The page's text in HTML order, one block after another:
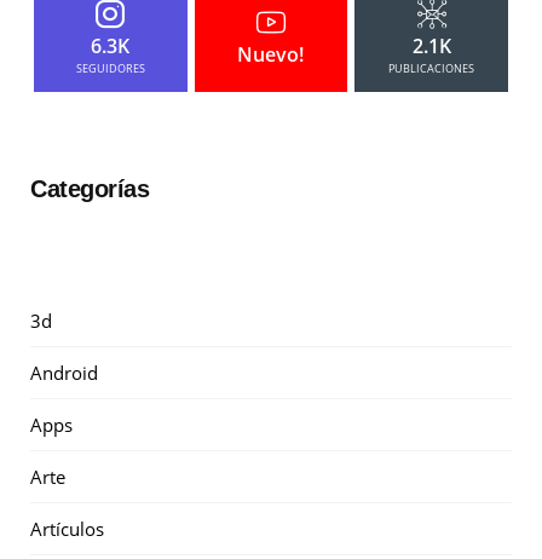
6.3K
SEGUIDORES
Nuevo! 2.1K
PUBLICACIONES
Categorías
3d
Android
Apps
Arte
Artículos